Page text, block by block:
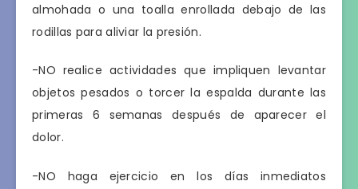
almohada o una toalla enrollada debajo de las
rodillas para aliviar la presión.
-NO realice actividades que impliquen levantar
objetos pesados o torcer la espalda durante las
primeras 6 semanas después de aparecer el
dolor.
-NO haga ejercicio en los días inmediatos